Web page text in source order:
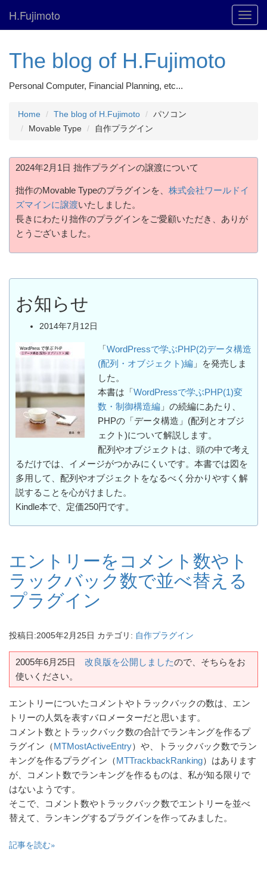
H.Fujimoto
The blog of H.Fujimoto
Personal Computer, Financial Planning, etc...
Home The blog of H.Fujimoto
パソコン
Movable Type
自作プラグイン
2024年2月1日 拙作プラグインの譲渡について
拙作のMovable Typeのプラグインを、 株式会社ワールドイ
ズマインに譲渡いたしました。
長きにわたり拙作のプラグインをご愛顧いただき、ありが
とうございました。
お知らせ
2014年7月12日
「 WordPressで学ぶPHP(2)データ構造
(配列・オブジェクト)編 」を発売しま
した。
本書は「 WordPressで学ぶPHP(1)変
数・制御構造編 」の続編にあたり、
PHPの「データ構造」(配列とオブジ
ェクト)について解説します。
配列やオブジェクトは、頭の中で考え
るだけでは、イメージがつかみにくいです。本書では図を
多用して、配列やオブジェクトをなるべく分かりやすく解
説することを心がけました。
Kindle本で、定価250円です。
エントリーをコメント数やト
ラックバック数で並べ替える
プラグイン
投稿日:2005年2月25日 カテゴリ: 自作プラグイン
2005年6月25日 改良版を公開しましたので、そちらをお
使いください。
エントリーについたコメントやトラックバックの数は、エン
トリーの人気を表すバロメーターだと思います。
コメント数とトラックバック数の合計でランキングを作るプ
ラグイン（ MTMostActiveEntry）や、トラックバック数でラン
キングを作るプラグイン（ MTTrackbackRanking）はあります
が、コメント数でランキングを作るものは、私が知る限りで
はないようです。
そこで、コメント数やトラックバック数でエントリーを並べ
替えて、ランキングするプラグインを作ってみました。
記事を読む